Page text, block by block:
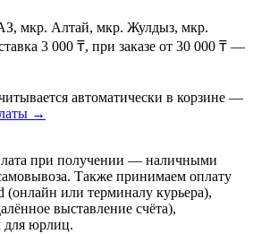
мкр. Алтай, мкр. Жулдыз, мкр.
3 000 ₸, при заказе от 30 000 ₸ —
автоматически в корзине —
→
при получении — наличными
Также принимаем оплату
(онлайн или терминалу курьера),
выставление счёта),
для юрлиц.